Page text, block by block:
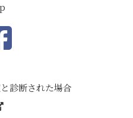
診断された場合